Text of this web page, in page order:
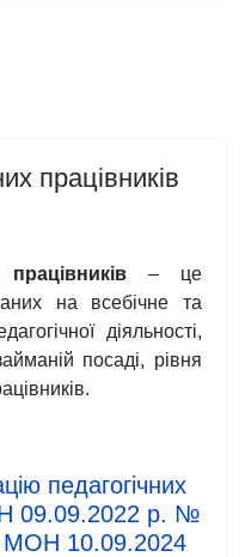
працівників
– це
на всебічне та
діяльності,
посаді, рівня
педагогічних
09.09.2022 р. №
МОН 10.09.2024